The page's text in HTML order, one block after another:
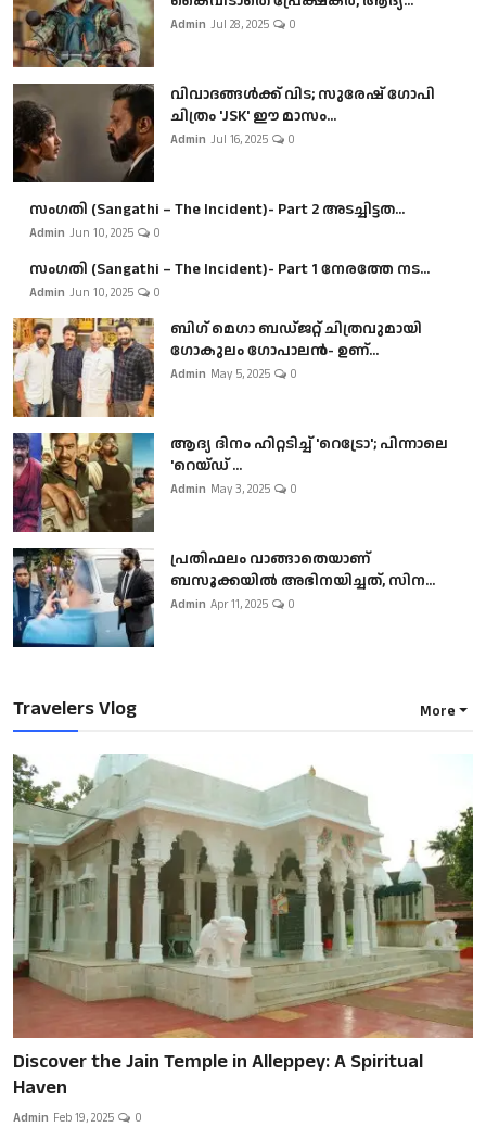
Admin Jul 28, 2025 0
വിവാദങ്ങൾക്ക് വിട; സുരേഷ് ഗോപി
ചിത്രം 'JSK' ഈ മാസം...
Admin Jul 16, 2025 0
സംഗതി (Sangathi – The Incident)- Part 2 അടച്ചിട്ടത...
Admin Jun 10, 2025 0
സംഗതി (Sangathi – The Incident)- Part 1 നേരത്തേ നട...
Admin Jun 10, 2025 0
ബി​ഗ് മെഗാ ബഡ്ജറ്റ് ചിത്രവുമായി
ഗോകുലം ഗോപാലൻ- ഉണ്...
Admin May 5, 2025 0
ആദ്യ ദിനം ഹിറ്റടിച്ച് 'റെട്രോ'; പിന്നാലെ
'റെയ്ഡ് ...
Admin May 3, 2025 0
പ്രതിഫലം വാങ്ങാതെയാണ്
ബസൂക്കയില്‍ അഭിനയിച്ചത്, സിന...
Admin Apr 11, 2025 0
Travelers Vlog More
Discover the Jain Temple in Alleppey: A Spiritual
Haven
Admin Feb 19, 2025 0